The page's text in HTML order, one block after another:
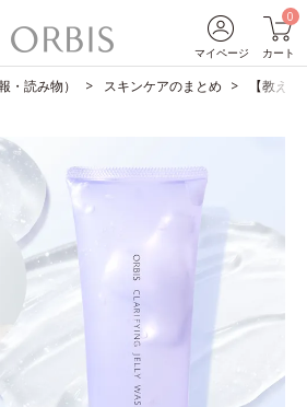
マイページ
0
カート
・読み物） スキンケアのまとめ 【教え